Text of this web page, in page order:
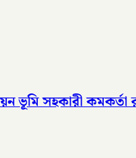
ভূমি সহকারী